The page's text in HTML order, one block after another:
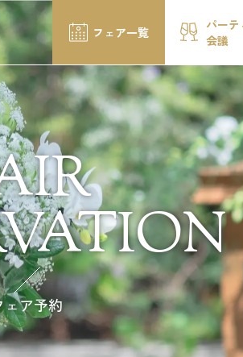
フェア一覧
パーテ
会議
ェア予約